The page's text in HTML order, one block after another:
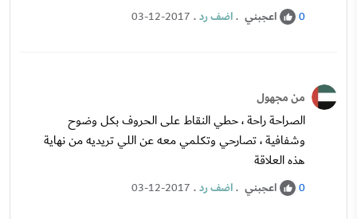
0 اعجبني .اضف رد.
03-12-2017
من مجهول
الصراحة راحة ، حطي النقاط على الحروف بكل وضوح
وشفافية ، تصارحي وتكلمي معه عن اللي تريديه من نهاية
هذه العلاقة
0 اعجبني .اضف رد.
03-12-2017